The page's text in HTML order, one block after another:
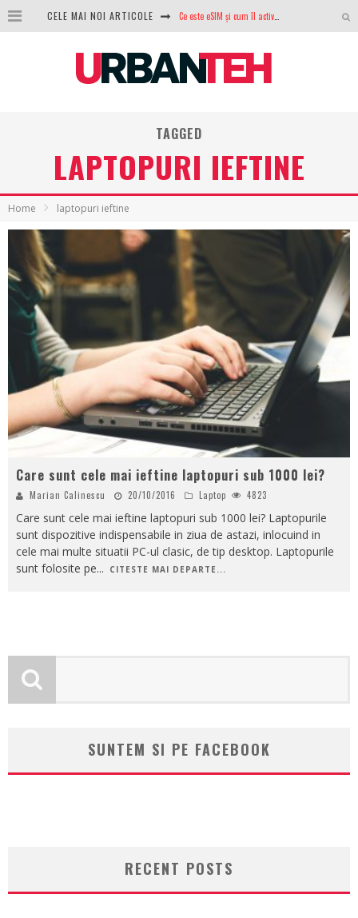
CELE MAI NOI ARTICOLE
Analiza producției fotovoltaice în România – cât produce un sistem solar pe timp de iarnă?
TAGGED
LAPTOPURI IEFTINE
Home laptopuri ieftine
Care sunt cele mai ieftine laptopuri sub 1000 lei?
Marian Calinescu 20/10/2016 Laptop 4823
Care sunt cele mai ieftine laptopuri sub 1000 lei? Laptopurile
sunt dispozitive indispensabile in ziua de astazi, inlocuind in
cele mai multe situatii PC-ul clasic, de tip desktop. Laptopurile
sunt folosite pe... CITESTE MAI DEPARTE...
SUNTEM SI PE FACEBOOK
RECENT POSTS